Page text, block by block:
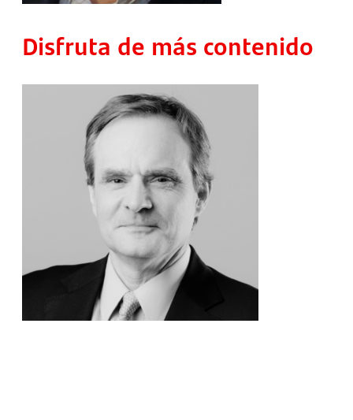
Disfruta de más contenido